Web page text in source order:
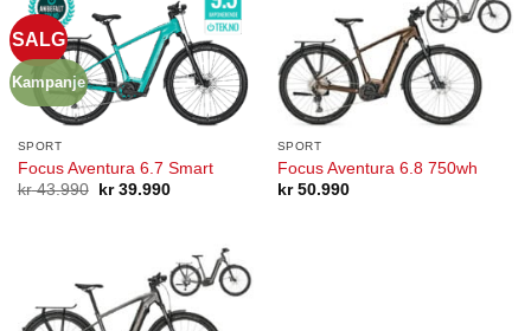
SALG
Kampanje
SPORT
Focus Aventura 6.7 Smart
kr43.990
Opprinnelig
kr39.990Nåværende
SPORT
Focus Aventura 6.8 750wh
kr50.990